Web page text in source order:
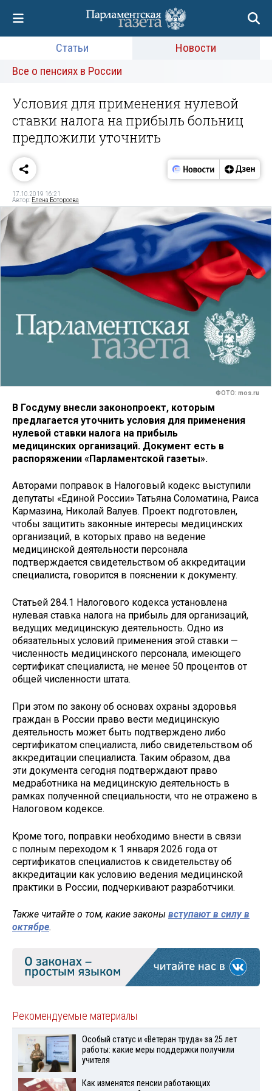
Статьи
Новости
Все о пенсиях в России
Условия для применения нулевой
ставки налога на прибыль больниц
предложили уточнить
17.10.2019 16:21
Автор: Елена Ботороева
ФОТО: mos.ru
В Госдуму внесли законопроект, которым
предлагается уточнить условия для применения
нулевой ставки налога на прибыль
медицинских организаций. Документ есть в
распоряжении «Парламентской газеты».
Авторами поправок в Налоговый кодекс выступили
депутаты «Единой России» Татьяна Соломатина, Раиса
Кармазина, Николай Валуев. Проект подготовлен,
чтобы защитить законные интересы медицинских
организаций, в которых право на ведение
медицинской деятельности персонала
подтверждается свидетельством об аккредитации
специалиста, говорится в пояснении к документу.
Статьей 284.1 Налогового кодекса установлена
нулевая ставка налога на прибыль для организаций,
ведущих медицинскую деятельность. Одно из
обязательных условий применения этой ставки —
численность медицинского персонала, имеющего
сертификат специалиста, не менее 50 процентов от
общей численности штата.
При этом по закону об основах охраны здоровья
граждан в России право вести медицинскую
деятельность может быть подтверждено либо
сертификатом специалиста, либо свидетельством об
аккредитации специалиста. Таким образом, два
эти документа сегодня подтверждают право
медработника на медицинскую деятельность в
рамках полученной специальности, что не отражено в
Налоговом кодексе.
Кроме того, поправки необходимо внести в связи
с полным переходом к 1 января 2026 года от
сертификатов специалистов к свидетельству об
аккредитации как условию ведения медицинской
практики в России, подчеркивают разработчики.
Также читайте о том, какие законы вступают в силу в
октябре.
Рекомендуемые материалы
Особый статус и «Ветеран труда» за 25 лет
работы: какие меры поддержки получили
учителя
Как изменятся пенсии работающих